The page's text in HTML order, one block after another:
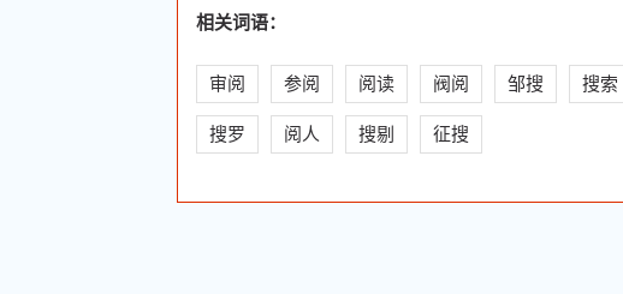
相关词语：
审阅 参阅 阅读 阀阅 邹搜 搜索
搜罗 阅人 搜剔 征搜